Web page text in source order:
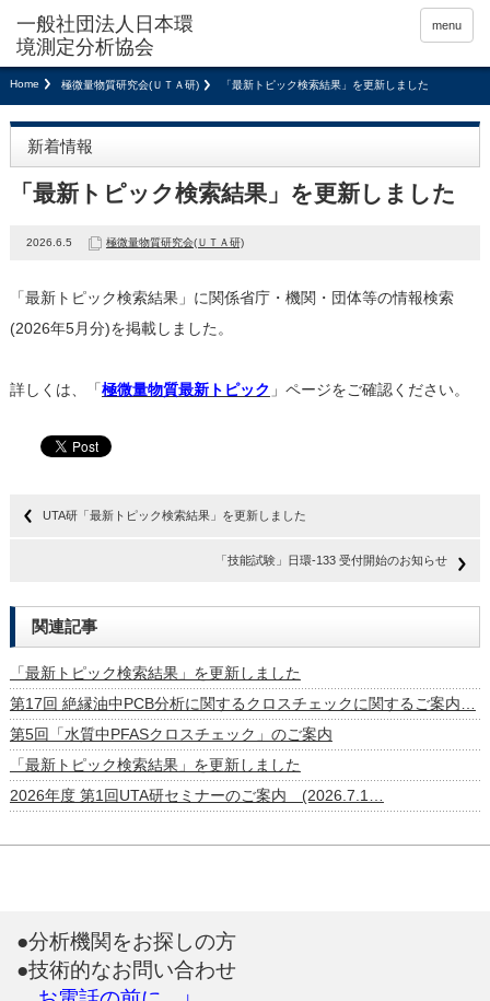
menu
Home 極微量物質研究会(ＵＴＡ研) 「最新トピック検索結果」を更新しました
新着情報
「最新トピック検索結果」を更新しました
2026.6.5 極微量物質研究会(ＵＴＡ研)
「最新トピック検索結果」に関係省庁・機関・団体等の情報検索
(2026年5月分)を掲載しました。
詳しくは、「極微量物質最新トピック 」ページをご確認ください。
UTA研「最新トピック検索結果」を更新しました
「技能試験」日環-133 受付開始のお知らせ
関連記事
「最新トピック検索結果」を更新しました
第17回 絶縁油中PCB分析に関するクロスチェックに関するご案内…
第5回「水質中PFASクロスチェック」のご案内
「最新トピック検索結果」を更新しました
2026年度 第1回UTA研セミナーのご案内 (2026.7.1…
●分析機関をお探しの方
●技術的なお問い合わせ